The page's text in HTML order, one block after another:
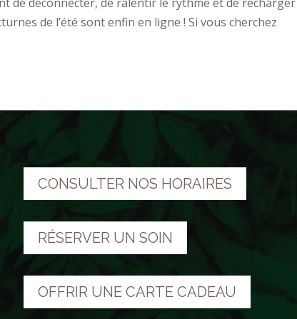
de l’été sont enfin en ligne ! Si vous cherchez
CONSULTER NOS HORAIRES
RÉSERVER UN SOIN
OFFRIR UNE CARTE CADEAU